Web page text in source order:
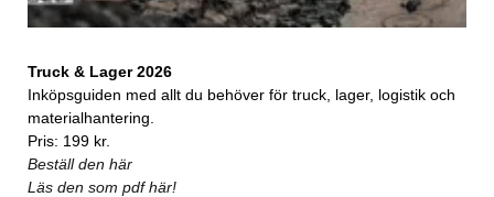
Truck & Lager 2026
Inköpsguiden med allt du behöver för truck, lager, logistik och
materialhantering.
Pris: 199 kr.
Beställ den här
Läs den som pdf här!